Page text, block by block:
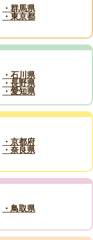
・群馬県
・東京都
・石川県
・長野県
・愛知県
・京都府
・奈良県
・鳥取県